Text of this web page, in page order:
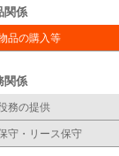
関係
品の購入等
関係
務の提供
守・リース保守